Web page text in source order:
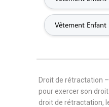
Vêtement Enfant
Droit de rétractation
pour exercer son
droit de rétractation,